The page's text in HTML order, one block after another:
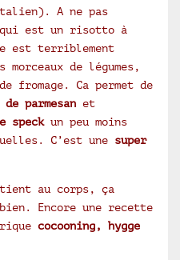
A ne pas
qui est un risotto à
est terriblement
de légumes,
fromage. Ca permet de
parmesan et
speckun peu moins
C’est une super
au corps, ça
Encore une recette
cocooning, hygge